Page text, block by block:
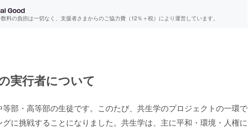
料の負担は一切なく、支援者さまからのご協力費（12％＋税）により運営しています。
実行者について
部・高等部の生徒です。このたび、共生学のプロジェクトの一環で
に挑戦することになりました。共生学は、主に平和・環境・人権に